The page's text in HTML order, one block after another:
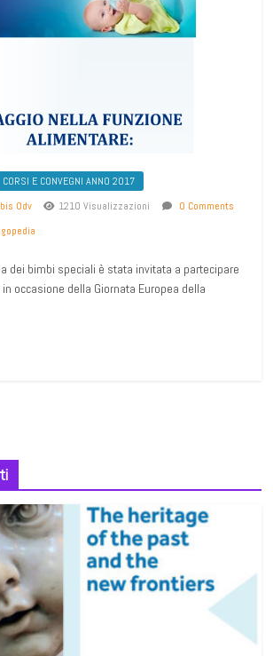
CORSI E CONVEGNI ANNO 2017
Odv 1210 Visualizzazioni
0 Comments
dei bimbi speciali è stata invitata a partecipare
occasione della Giornata Europea della